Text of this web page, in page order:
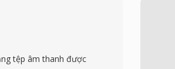
tệp âm thanh được